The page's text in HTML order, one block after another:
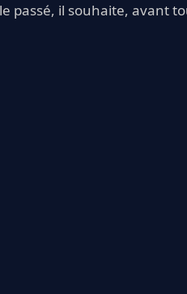
passé, il souhaite, avant